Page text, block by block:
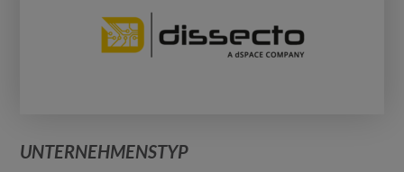
UNTERNEHMENSTYP